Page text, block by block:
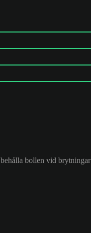
bollen vid brytningar